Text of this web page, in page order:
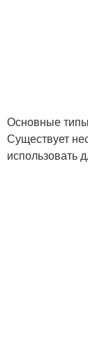
Основные
Существует
использовать